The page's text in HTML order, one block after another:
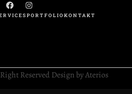
PORTFOLIOKONTAKT
Reserved Design by Aterios